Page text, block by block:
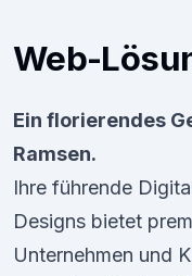
Web-
Ein florierendes
Ramsen.
Ihre führende
Designs bietet
Unternehmen und